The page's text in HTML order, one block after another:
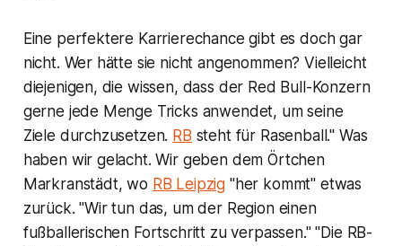
Eine perfektere Karrierechance gibt es doch gar
nicht. Wer hätte sie nicht angenommen? Vielleicht
diejenigen, die wissen, dass der Red Bull-Konzern
gerne jede Menge Tricks anwendet, um seine
Ziele durchzusetzen. RB steht für Rasenball." Was
haben wir gelacht. Wir geben dem Örtchen
Markranstädt, wo RB Leipzig "her kommt" etwas
zurück. "Wir tun das, um der Region einen
fußballerischen Fortschritt zu verpassen." "Die RB-